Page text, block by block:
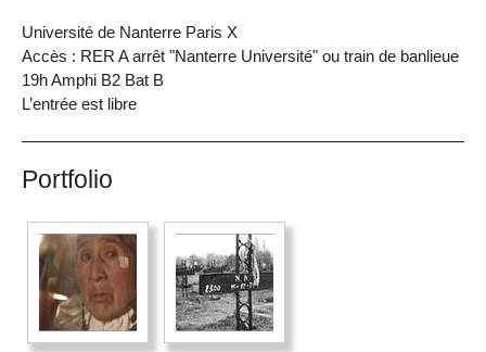
Université de Nanterre Paris X
Accès : RER A arrêt "Nanterre Université" ou train de banlieue
19h Amphi B2 Bat B
L’entrée est libre
Portfolio